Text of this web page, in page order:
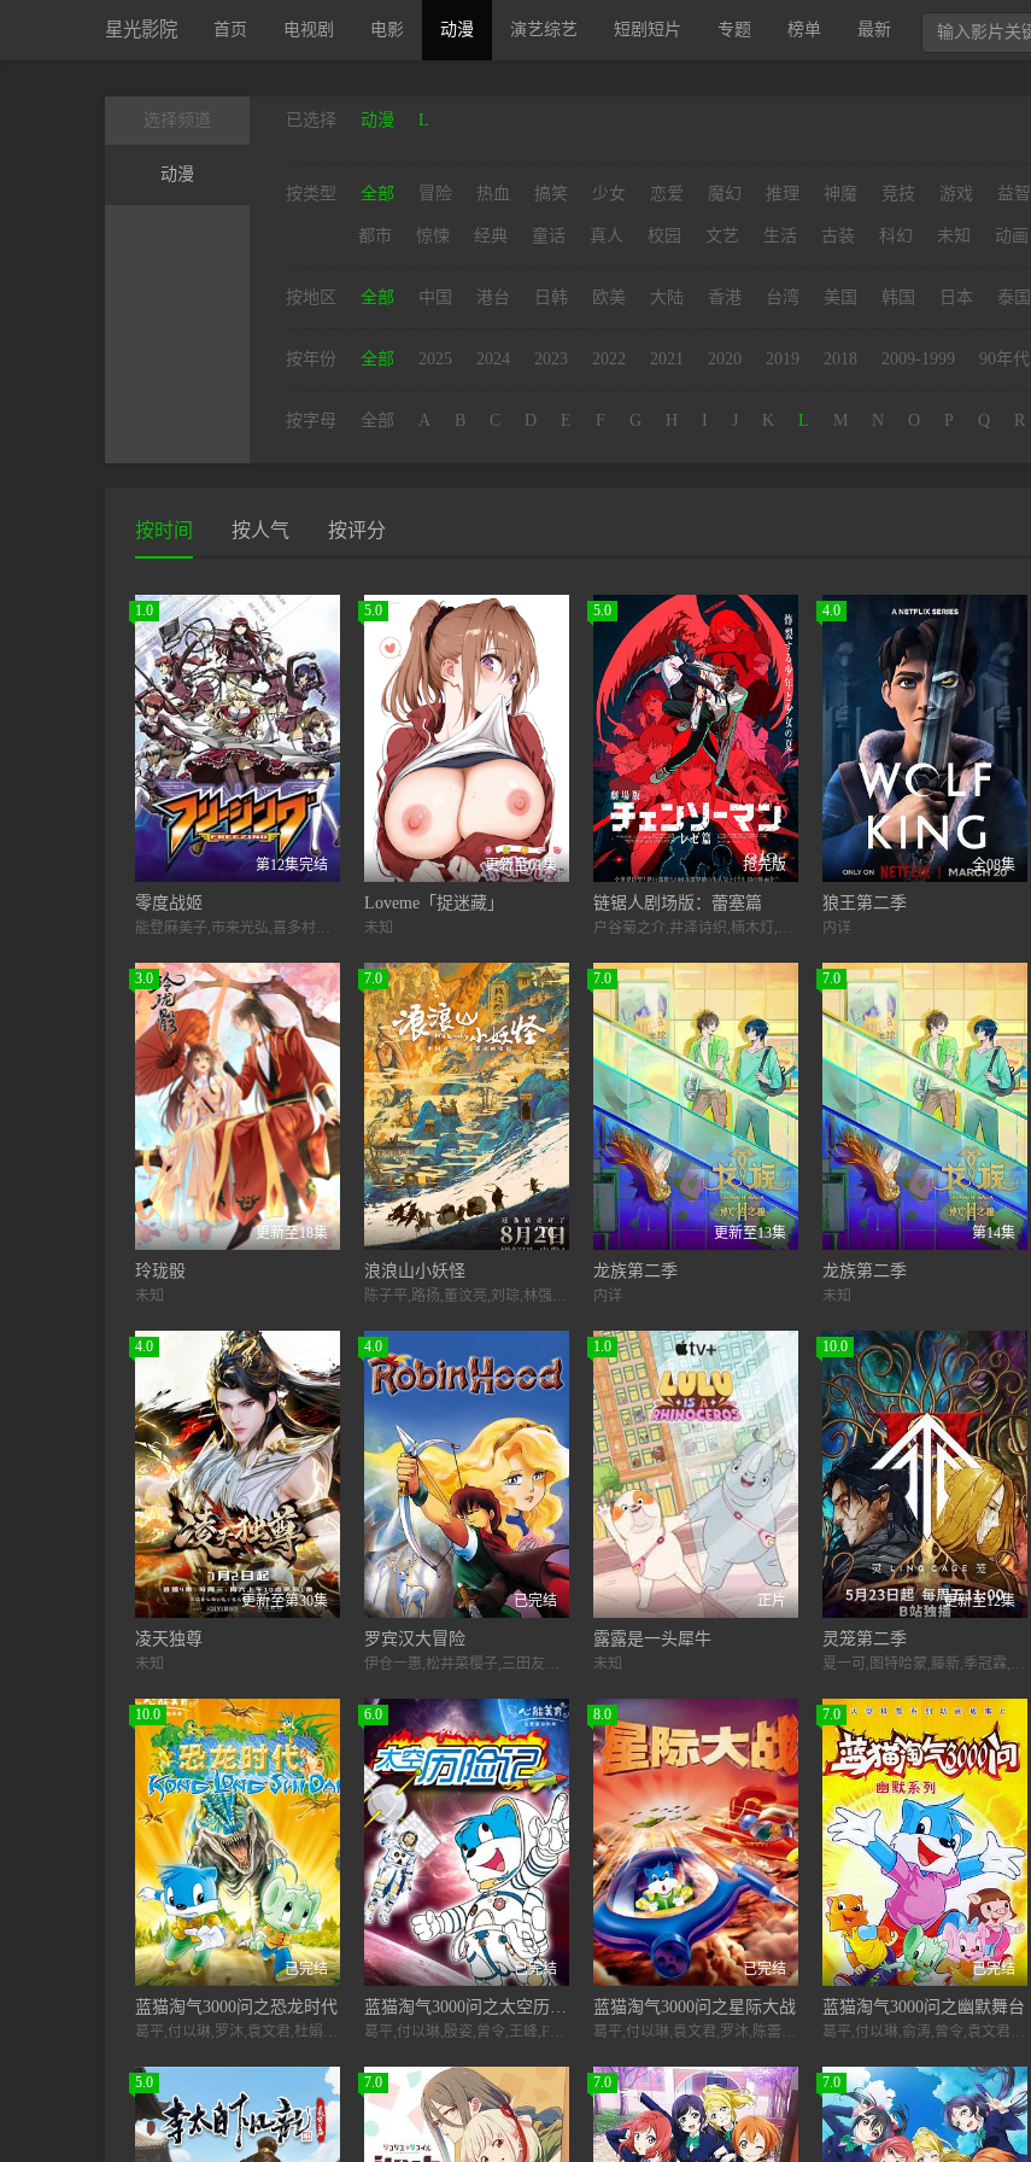
星光影院 首页 电视剧 电影 动漫 演艺综艺 短剧短片 专题 榜单 最新
选择频道
动漫
已选择 动漫 L
按类型 全部 冒险 热血 搞笑 少女 恋爱 魔幻 推理 神魔 竞技 游戏 益智
都市 惊悚 经典 童话 真人 校园 文艺 生活 古装 科幻 未知 动画
按地区 全部 中国 港台 日韩 欧美 大陆 香港 台湾 美国 韩国 日本 泰国
按年份 全部 2025 2024 2023 2022 2021 2020 2019 2018 2009-1999 90年代
按字母 全部 A B C D E F G H I J K L M N O P Q R
按时间 按人气 按评分
1.0
第12集完结
零度战姬
能登麻美子,市来光弘,喜多村英梨,花泽香菜,冈本信彦,大久保瑠美,井上麻里奈,小清水亚美,椎桥和义,橘田泉,浅川悠,植田佳奈,桑谷夏子,内田彩,甲斐田裕子,渡边明乃,水泽史绘,高桥理惠子
5.0
更新至01集
Loveme「捉迷藏」
未知
5.0
抢先版
链锯人剧场版：蕾塞篇
户谷菊之介,井泽诗织,楠木灯,坂田将吾,菲鲁兹·蓝,高桥花林,花江夏树,内田夕夜,内田真礼,津田健次郎,高桥英则,赤羽根健治,乃村健次,喜多村英梨,上田丽奈
4.0
全08集
狼王第二季
内详
3.0
更新至18集
玲珑骰
未知
7.0
TC
浪浪山小妖怪
陈子平,路扬,董汶亮,刘琮,林强,张闻天,李盟,陈喆,付博文,王上斌,於水,吴旭,韩冬青,姜小亮
7.0
更新至13集
龙族第二季
内详
7.0
第14集
龙族第二季
未知
4.0
更新至第30集
凌天独尊
未知
4.0
已完结
罗宾汉大冒险
伊仓一惠,松井菜樱子,三田友子,川村万梨阿,池本小百合,岛田敏,田中真弓,关俊彦,绪方贤一,江原正士,岛香裕,铃木胜美,樱井敏治,田原阿尔诺,小室正幸,高木涉,西尾德,田口昂,成田剑,安西正弘,目黑光祐,松冈文雄,伊井笃史,笹冈繁藏,平松晶子,本多知惠子,田中正彦,堀内贤雄,干本雄之,秋元羊介,西川几雄,二又一成,家中宏,冬马由美,矶边万沙子,小宫和枝,大泷进矢,麦人,伊藤和晃
1.0
正片
露露是一头犀牛
未知
10.0
更新至12集
灵笼第二季
夏一可,图特哈蒙,藤新,季冠霖,谷江山
10.0
已完结
蓝猫淘气3000问之恐龙时代
葛平,付以琳,罗沐,袁文君,杜娟,刘娜
6.0
已完结
蓝猫淘气3000问之太空历险记
葛平,付以琳,殷姿,曾令,王峰,Feng,Wang,袁慧敏,Huimin,Yuan,章颖智,刘娜,周扬
8.0
已完结
蓝猫淘气3000问之星际大战
葛平,付以琳,袁文君,罗沐,陈蕾,李一兵
7.0
已完结
蓝猫淘气3000问之幽默舞台
葛平,付以琳,俞涛,曾令,袁文君,罗沐,陈蕾,李一兵
5.0 7.0 7.0 7.0